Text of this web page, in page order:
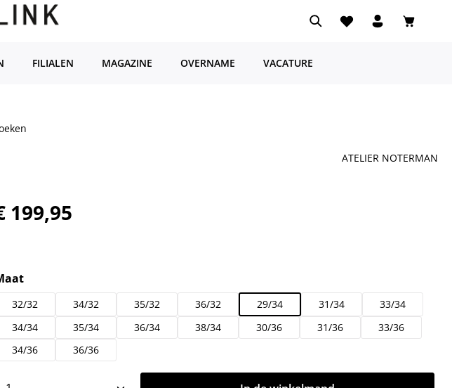
Je hebt 0 items op je
FILIALEN MAGAZINE OVERNAME VACATURE
ATELIER NOTERMAN
prijs:
199,95
32/32 34/32 35/32 36/32 29/34 31/34
33/34
34/34
35/34 36/34 38/34 30/36 31/36
33/36
34/36
36/36